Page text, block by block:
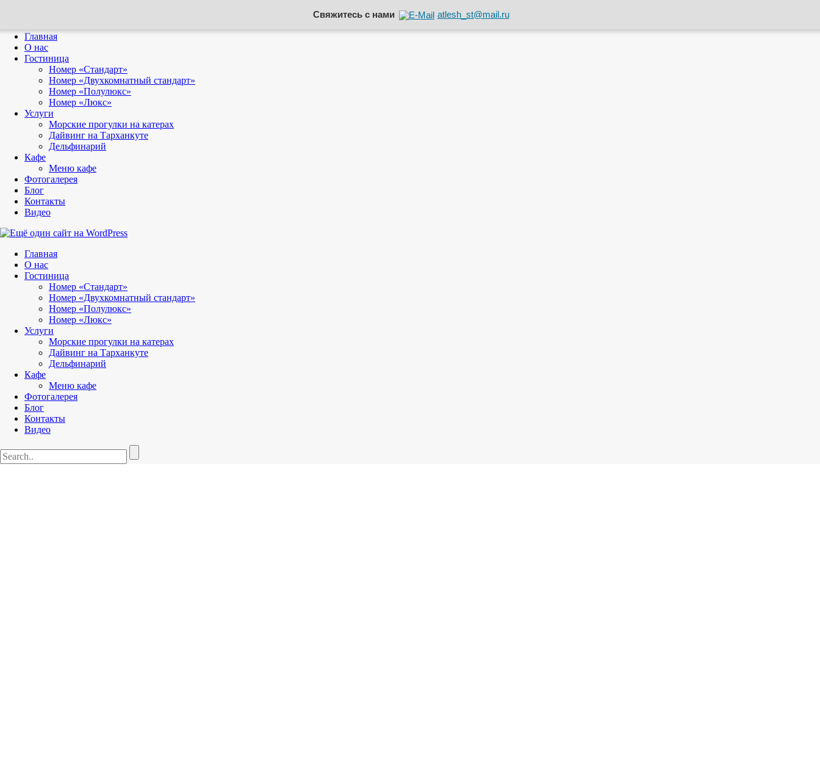
Свяжитесь с нами atlesh_st@mail.ru
Главная
О нас
Гостиница
Номер «Стандарт»
Номер «Двухкомнатный стандарт»
Номер «Полулюкс»
Номер «Люкс»
Услуги
Морские прогулки на катерах
Дайвинг на Тарханкуте
Дельфинарий
Кафе
Меню кафе
Фотогалерея
Блог
Контакты
Видео
Главная
О нас
Гостиница
Номер «Стандарт»
Номер «Двухкомнатный стандарт»
Номер «Полулюкс»
Номер «Люкс»
Услуги
Морские прогулки на катерах
Дайвинг на Тарханкуте
Дельфинарий
Кафе
Меню кафе
Фотогалерея
Блог
Контакты
Видео